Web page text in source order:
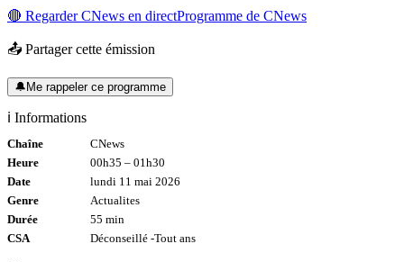
🔴 RegarderCNews en directProgramme de CNews
📤 Partager cette émission
🔔Me rappeler ce programme
ℹ️ Informations
Chaîne
CNews
Heure
00h35 – 01h30
Date
lundi 11 mai 2026
Genre
Actualites
Durée
55 min
CSA
Déconseillé -Tout ans